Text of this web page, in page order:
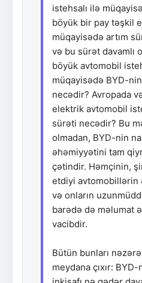
istehsalı ilə
böyük bir pay təşkil
müqayisədə artım
və bu sürət davamlı
böyük avtomobil
müqayisədə BYD-
necədir? Avropada
elektrik avtomobil
sürəti necədir? Bu
olmadan, BYD-nin
əhəmiyyətini tam
çətindir. Həmçinin,
etdiyi avtomobillərin
və onların
barədə də məlumat
vacibdir.
Bütün bunları
meydana çıxır: